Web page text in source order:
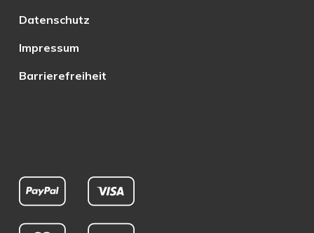
Datenschutz
Impressum
Barrierefreiheit